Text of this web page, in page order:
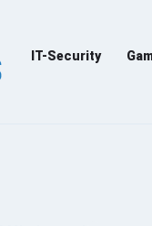
IT-Security